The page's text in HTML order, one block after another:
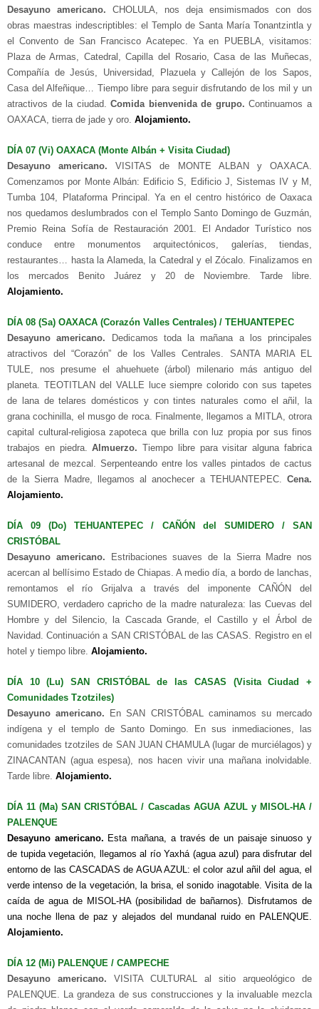
Desayuno americano. CHOLULA, nos deja ensimismados con dos
obras maestras indescriptibles: el Templo de Santa María Tonantzintla y
el Convento de San Francisco Acatepec. Ya en PUEBLA, visitamos:
Plaza de Armas, Catedral, Capilla del Rosario, Casa de las Muñecas,
Compañía de Jesús, Universidad, Plazuela y Callejón de los Sapos,
Casa del Alfeñique… Tiempo libre para seguir disfrutando de los mil y un
atractivos de la ciudad.Comida bienvenida de grupo. Continuamos a
OAXACA, tierra de jade y oro. Alojamiento.
DÍA 07 (Vi) OAXACA (Monte Albán + Visita Ciudad)
Desayuno americano. VISITAS de MONTE ALBAN y OAXACA.
Comenzamos por Monte Albán: Edificio S, Edificio J, Sistemas IV y M,
Tumba 104, Plataforma Principal. Ya en el centro histórico de Oaxaca
nos quedamos deslumbrados con el Templo Santo Domingo de Guzmán,
Premio Reina Sofía de Restauración 2001. El Andador Turístico nos
conduce entre monumentos arquitectónicos, galerías, tiendas,
restaurantes… hasta la Alameda, la Catedral y el Zócalo. Finalizamos en
los mercados Benito Juárez y 20 de Noviembre. Tarde libre.
Alojamiento.
DÍA 08 (Sa) OAXACA (Corazón Valles Centrales) / TEHUANTEPEC
Desayuno americano. Dedicamos toda la mañana a los principales
atractivos del “Corazón” de los Valles Centrales. SANTA MARIA EL
TULE, nos presume el ahuehuete (árbol) milenario más antiguo del
planeta. TEOTITLAN del VALLE luce siempre colorido con sus tapetes
de lana de telares domésticos y con tintes naturales como el añil, la
grana cochinilla, el musgo de roca. Finalmente, llegamos a MITLA, otrora
capital cultural-religiosa zapoteca que brilla con luz propia por sus finos
trabajos en piedra.Almuerzo. Tiempo libre para visitar alguna fabrica
artesanal de mezcal. Serpenteando entre los valles pintados de cactus
de la Sierra Madre, llegamos al anochecer a TEHUANTEPEC. Cena.
Alojamiento.
DÍA 09 (Do) TEHUANTEPEC / CAÑÓN del SUMIDERO / SAN
CRISTÓBAL
Desayuno americano. Estribaciones suaves de la Sierra Madre nos
acercan al bellísimo Estado de Chiapas. A medio día, a bordo de lanchas,
remontamos el río Grijalva a través del imponente CAÑÓN del
SUMIDERO, verdadero capricho de la madre naturaleza: las Cuevas del
Hombre y del Silencio, la Cascada Grande, el Castillo y el Árbol de
Navidad. Continuación a SAN CRISTÓBAL de las CASAS. Registro en el
hotel y tiempo libre. Alojamiento.
DÍA 10 (Lu) SAN CRISTÓBAL de las CASAS (Visita Ciudad +
Comunidades Tzotziles)
Desayuno americano. En SAN CRISTÓBAL caminamos su mercado
indígena y el templo de Santo Domingo. En sus inmediaciones, las
comunidades tzotziles de SAN JUAN CHAMULA (lugar de murciélagos) y
ZINACANTAN (agua espesa), nos hacen vivir una mañana inolvidable.
Tarde libre. Alojamiento.
DÍA 11 (Ma) SAN CRISTÓBAL / Cascadas AGUA AZUL y MISOL-HA /
PALENQUE
Desayuno americano. Esta mañana, a través de un paisaje sinuoso y
de tupida vegetación, llegamos al río Yaxhá (agua azul) para disfrutar del
entorno de las CASCADAS de AGUA AZUL: el color azul añil del agua, el
verde intenso de la vegetación, la brisa, el sonido inagotable. Visita de la
caída de agua de MISOL-HA (posibilidad de bañarnos). Disfrutamos de
una noche llena de paz y alejados del mundanal ruido en PALENQUE.
Alojamiento.
DÍA 12 (Mi) PALENQUE / CAMPECHE
Desayuno americano. VISITA CULTURAL al sitio arqueológico de
PALENQUE. La grandeza de sus construcciones y la invaluable mezcla